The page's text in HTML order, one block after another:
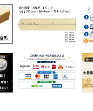
ニュー
ガイド
合わせ
の